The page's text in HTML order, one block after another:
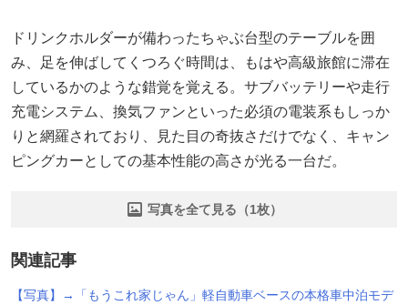
ドリンクホルダーが備わったちゃぶ台型のテーブルを囲
み、足を伸ばしてくつろぐ時間は、もはや高級旅館に滞在
しているかのような錯覚を覚える。サブバッテリーや走行
充電システム、換気ファンといった必須の電装系もしっか
りと網羅されており、見た目の奇抜さだけでなく、キャン
ピングカーとしての基本性能の高さが光る一台だ。
写真を全て見る（1枚）
関連記事
【写真】→「もうこれ家じゃん」軽自動車ベースの本格車中泊モデ